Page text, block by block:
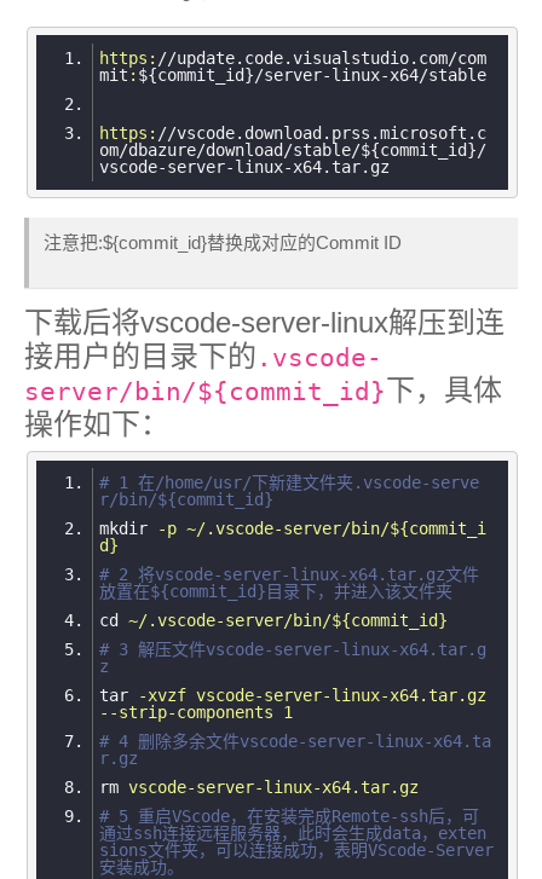
https: //update.code.visualstudio.com/com
mit :
https: //vscode.download.prss.microsoft.c
om/dbazure/download/stable/${commit_id}/
vscode
注意把:${commit_id}替换成对应的Commit ID
下载后将vscode-server-linux解压到连
接用户的目录下的 .vscode-
server/bin/${commit_id}下，具体
操作如下：
# 1 在/home/usr/下新建文件夹.vscode-serve
r/bin/${commit_id}
mkdir
-p ~/.vscode-server/bin/${commit_i
d}
# 2 将vscode-server-linux-x64.tar.gz文件
放置在${commit_id}目录下，并进入该文件夹
cd
~/.vscode-server/bin/${commit_id}
# 3 解压文件vscode-server-linux-x64.tar.g
z
tar
-xvzf vscode-server-linux-x64.tar.gz
--strip-components 1
# 4 删除多余文件vscode-server-linux-x64.ta
r.gz
rm vscode-server-linux-x64.tar.gz
# 5 重启VScode，在安装完成Remote-ssh后，可
通过ssh连接远程服务器，此时会生成data，exten
sions文件夹，可以连接成功，表明VScode-Server
安装成功。